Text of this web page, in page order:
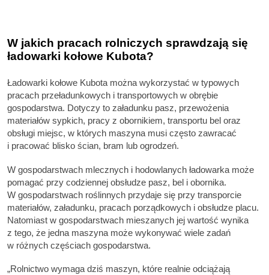
W jakich pracach rolniczych sprawdzają się
ładowarki kołowe Kubota?
Ładowarki kołowe Kubota można wykorzystać w typowych
pracach przeładunkowych i transportowych w obrębie
gospodarstwa. Dotyczy to załadunku pasz, przewożenia
materiałów sypkich, pracy z obornikiem, transportu bel oraz
obsługi miejsc, w których maszyna musi często zawracać
i pracować blisko ścian, bram lub ogrodzeń.
W gospodarstwach mlecznych i hodowlanych ładowarka może
pomagać przy codziennej obsłudze pasz, bel i obornika.
W gospodarstwach roślinnych przydaje się przy transporcie
materiałów, załadunku, pracach porządkowych i obsłudze placu.
Natomiast w gospodarstwach mieszanych jej wartość wynika
z tego, że jedna maszyna może wykonywać wiele zadań
w różnych częściach gospodarstwa.
„Rolnictwo wymaga dziś maszyn, które realnie odciążają